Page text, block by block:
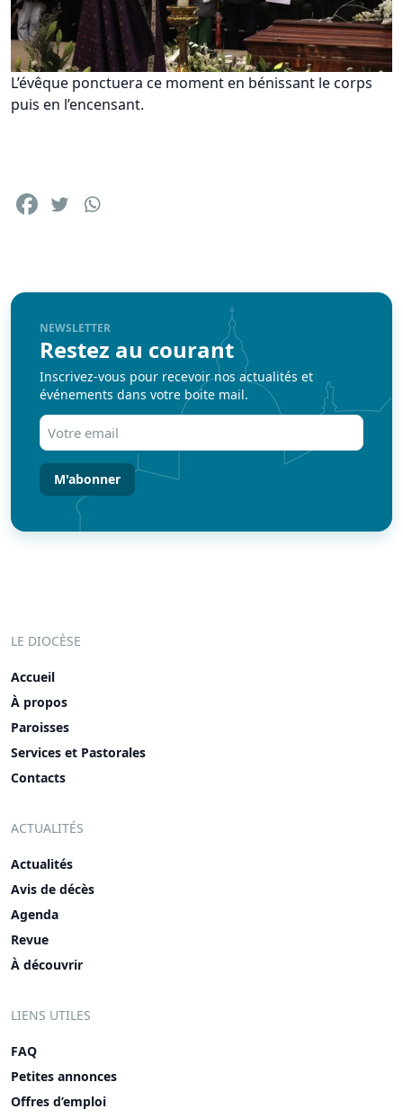
L’évêque ponctuera ce moment en bénissant le corps
puis en l’encensant.
NEWSLETTER
Restez au courant
Inscrivez-vous pour recevoir nos actualités et
événements dans votre boite mail.
Votre
email
(Nécessaire)
LE DIOCÈSE
Accueil
À propos
Paroisses
Services et Pastorales
Contacts
ACTUALITÉS
Actualités
Avis de décès
Agenda
Revue
À découvrir
LIENS UTILES
FAQ
Petites annonces
Offres d’emploi